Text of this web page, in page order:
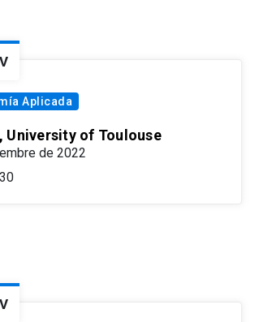
Aplicada
University of Toulouse
de 2022